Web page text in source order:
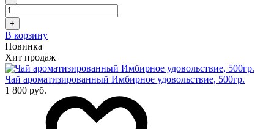
+
В корзину
Новинка
Хит продаж
Чай ароматизированный Имбирное удовольствие, 500гр.
1 800 руб.